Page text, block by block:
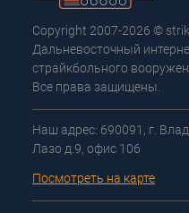
Copyright 2007-2026 ©
Дальневосточный
страйкбольного
Все права защищены.
Наш адрес: 690091, г.
Лазо д.9, офис 106
Посмотреть на карте